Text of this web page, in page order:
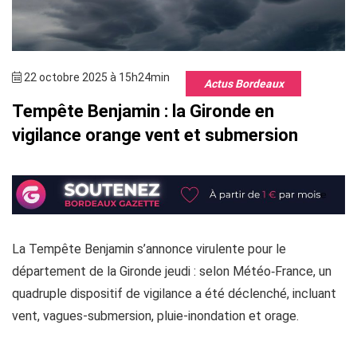
22 octobre 2025 à 15h24min Actus Bordeaux
Tempête Benjamin : la Gironde en
vigilance orange vent et submersion
La Tempête Benjamin s’annonce virulente pour le
département de la Gironde jeudi : selon Météo‑France, un
quadruple dispositif de vigilance a été déclenché, incluant
vent, vagues-submersion, pluie-inondation et orage.